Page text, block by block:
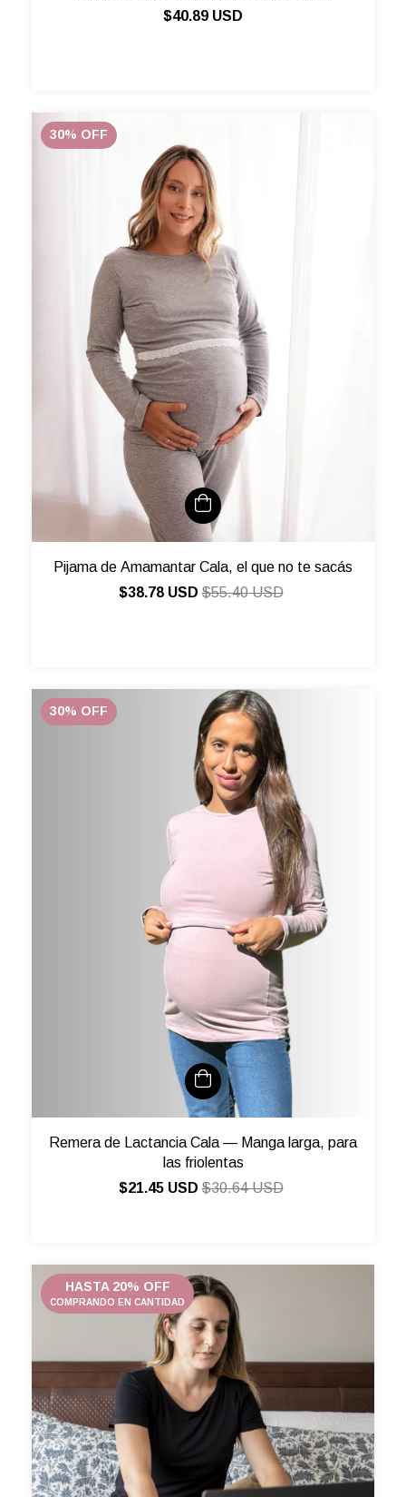
$40.89 USD
30% OFF
Pijama de Amamantar Cala, el que no te sacás
$38.78 USD$55.40 USD
30% OFF
Remera de Lactancia Cala — Manga larga, para
las friolentas
$21.45 USD$30.64 USD
HASTA 20% OFF
COMPRANDO EN CANTIDAD